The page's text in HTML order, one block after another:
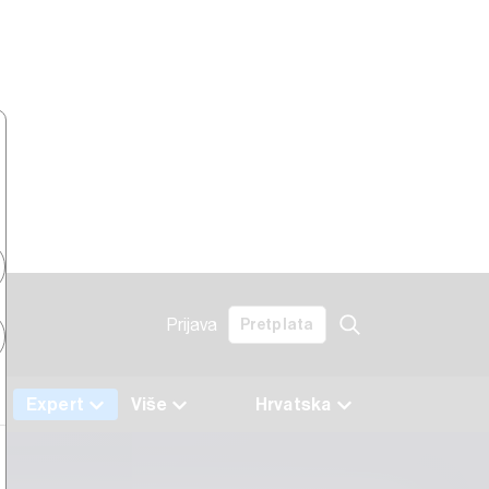
Prijava Pretplata
Hrvatska
Expert Više